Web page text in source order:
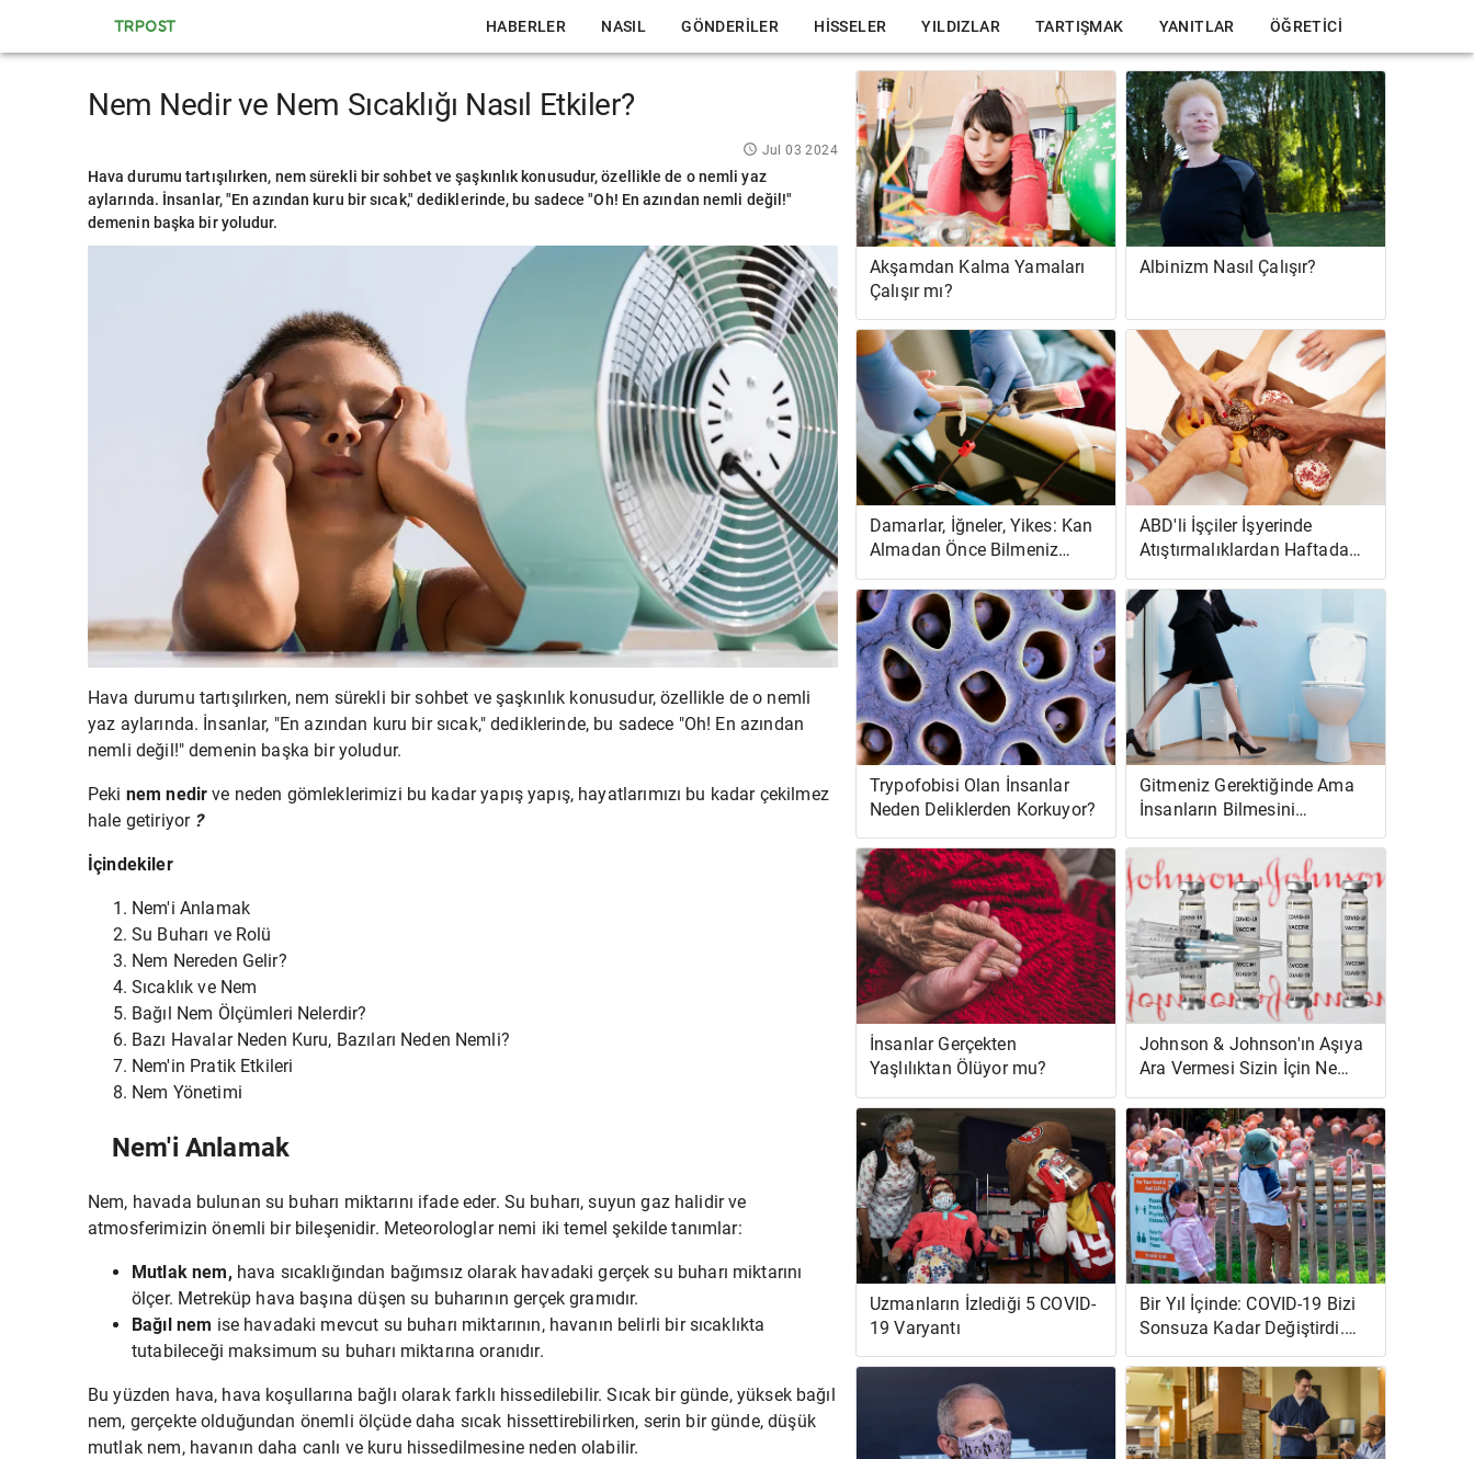
TRPOST HABERLER NASIL GÖNDERILER HISSELER YILDIZLAR TARTIŞMAK YANITLAR ÖĞRETICI
Nem Nedir ve Nem Sıcaklığı Nasıl Etkiler?
Jul 03 2024
Hava durumu tartışılırken, nem sürekli bir sohbet ve şaşkınlık konusudur, özellikle de o nemli yaz
aylarında. İnsanlar, "En azından kuru bir sıcak," dediklerinde, bu sadece "Oh! En azından nemli değil!"
demenin başka bir yoludur.
Hava durumu tartışılırken, nem sürekli bir sohbet ve şaşkınlık konusudur, özellikle de o nemli
yaz aylarında. İnsanlar, "En azından kuru bir sıcak," dediklerinde, bu sadece "Oh! En azından
nemli değil!" demenin başka bir yoludur.
Peki nemnedir ve neden gömleklerimizi bu kadar yapış yapış, hayatlarımızı bu kadar çekilmez
hale getiriyor ?
İçindekiler
Nem'i Anlamak
Su Buharı ve Rolü
Nem Nereden Gelir?
Sıcaklık ve Nem
Bağıl Nem Ölçümleri Nelerdir?
Bazı Havalar Neden Kuru, Bazıları Neden Nemli?
Nem'in Pratik Etkileri
Nem Yönetimi
Nem'i Anlamak
Nem, havada bulunan su buharı miktarını ifade eder. Su buharı, suyun gaz halidir ve
atmosferimizin önemli bir bileşenidir. Meteorologlar nemi iki temel şekilde tanımlar:
Mutlak nem, hava sıcaklığından bağımsız olarak havadaki gerçek su buharı miktarını
ölçer. Metreküp hava başına düşen su buharının gerçek gramıdır.
Bağıl nem ise havadaki mevcut su buharı miktarının, havanın belirli bir sıcaklıkta
tutabileceği maksimum su buharı miktarına oranıdır.
Bu yüzden hava, hava koşullarına bağlı olarak farklı hissedilebilir. Sıcak bir günde, yüksek bağıl
nem, gerçekte olduğundan önemli ölçüde daha sıcak hissettirebilirken, serin bir günde, düşük
mutlak nem, havanın daha canlı ve kuru hissedilmesine neden olabilir.
Akşamdan Kalma Yamaları
Çalışır mı?
Albinizm Nasıl Çalışır?
Damarlar, İğneler, Yikes: Kan
Almadan Önce Bilmeniz
Gerekenler
ABD'li İşçiler İşyerinde
Atıştırmalıklardan Haftada
1.292 Ekstra Kalori Alıyor
Trypofobisi Olan İnsanlar
Neden Deliklerden Korkuyor?
Gitmeniz Gerektiğinde Ama
İnsanların Bilmesini
İstemediğinizde
İnsanlar Gerçekten
Yaşlılıktan Ölüyor mu?
Johnson & Johnson'ın Aşıya
Ara Vermesi Sizin İçin Ne
İfade Eder?
Uzmanların İzlediği 5 COVID-
19 Varyantı
Bir Yıl İçinde: COVID-19 Bizi
Sonsuza Kadar Değiştirdi.
İşte Nasıl